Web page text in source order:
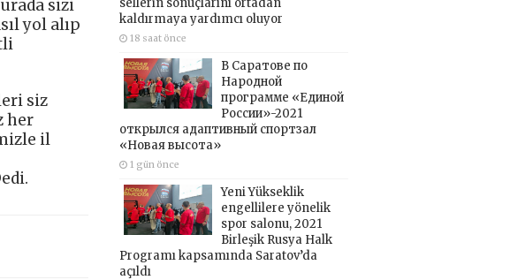
sizi
yol alıp
siz
her
il
sellerin sonuçlarını ortadan
kaldırmaya yardımcı oluyor
18 saat önce
В Саратове по
Народной
программе «Единой
России»-2021
открылся адаптивный спортзал
«Новая высота»
1 gün önce
Yeni Yükseklik
engellilere yönelik
spor salonu, 2021
Birleşik Rusya Halk
Programı kapsamında Saratov’da
açıldı